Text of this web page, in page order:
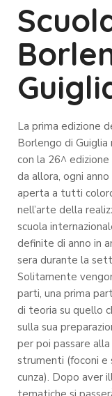
La prima edizione
Borlengo di
con la 26^
da allora, ogni
aperta a tutti
nell’arte della
scuola
definite di anno in
sera durante la
Solitamente
parti, una prima
di teoria su quello
sulla sua
per poi passare
strumenti (foconi e
cunza). Dopo